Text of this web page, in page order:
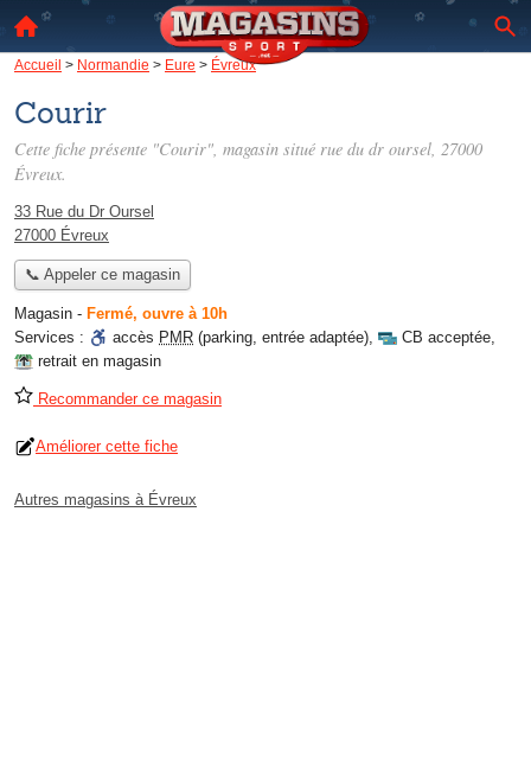
Accueil > Normandie > Eure > Évreux
Courir
Cette fiche présente "Courir", magasin situé rue du dr oursel, 27000
Évreux.
33 Rue du Dr Oursel
27000 Évreux
📞 Appeler ce magasin
Magasin - Fermé, ouvre à 10h
Services :
accès PMR (parking, entrée adaptée), CB acceptée,
retrait en magasin
Recommander ce magasin
Améliorer cette fiche
Autres magasins à Évreux